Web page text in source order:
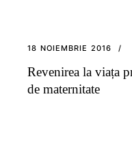
18 NOIEMBRIE 2016
Revenirea la viața
de maternitate